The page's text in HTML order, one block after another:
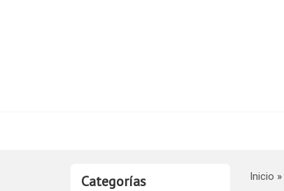
Categorías Inicio »